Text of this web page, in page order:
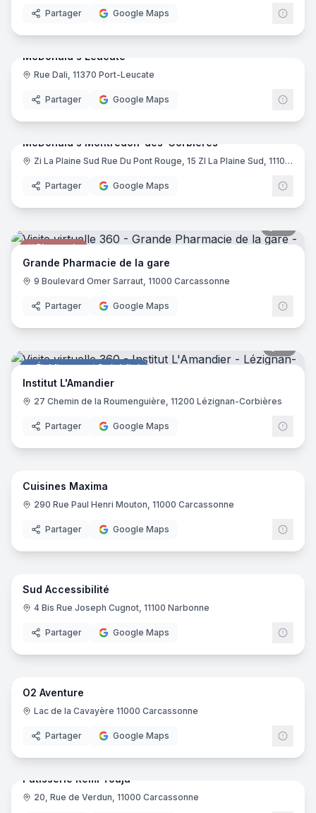
Partager Google Maps
Restauration rapide
10
McDonald's Leucate
Rue Dali, 11370 Port-Leucate
Partager Google Maps
Restauration rapide
McDonald's Montredon-des-Corbières
Zi La Plaine Sud Rue Du Pont Rouge, 15 ZI La Plaine Sud, 11100 Montredon-des-Corbières
Partager Google Maps
Pharmacie
Grande Pharmacie de la gare
9 Boulevard Omer Sarraut, 11000 Carcassonne
Partager Google Maps
Établissement Spécialisé
Institut L'Amandier
27 Chemin de la Roumenguière, 11200 Lézignan-Corbières
Partager Google Maps
Cuisiniste
17
Cuisines Maxima
290 Rue Paul Henri Mouton, 11000 Carcassonne
Partager Google Maps
Entreprise de construction
11
Sud Accessibilité
4 Bis Rue Joseph Cugnot, 11100 Narbonne
Partager Google Maps
Parc de loisirs
26
O2 Aventure
Lac de la Cavayère 11000 Carcassonne
Partager Google Maps
Boulangerie
Pâtisserie Rémi Touja
20, Rue de Verdun, 11000 Carcassonne